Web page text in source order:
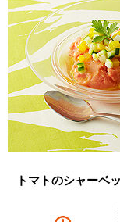
トマトのシャーベ